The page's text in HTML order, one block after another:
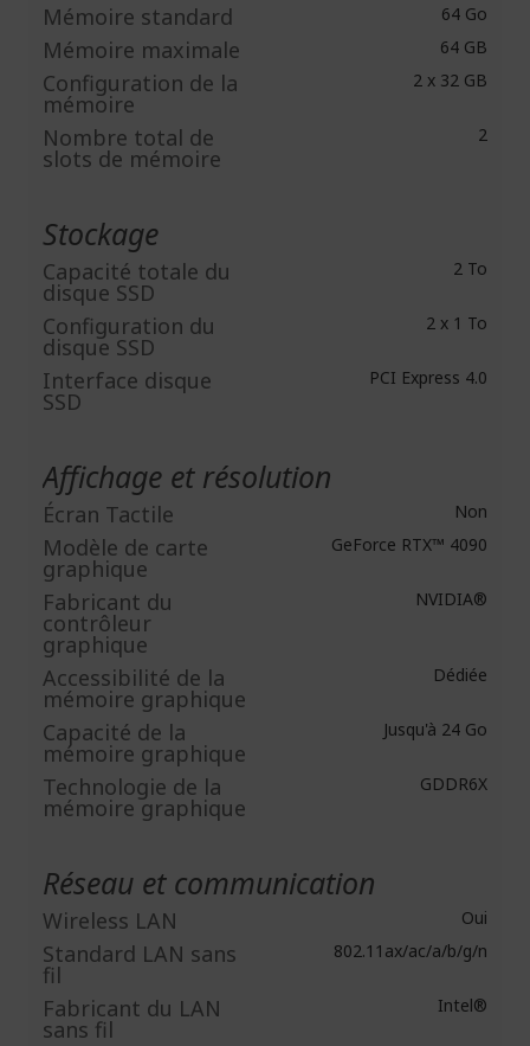
Mémoire standard 64 Go
Mémoire maximale 64 GB
Configuration de la
mémoire
2 x 32 GB
Nombre total de
slots de mémoire
2
Stockage
Capacité totale du
disque SSD
2 To
Configuration du
disque SSD
2 x 1 To
Interface disque
SSD
PCI Express 4.0
Affichage et résolution
Écran Tactile Non
Modèle de carte
graphique
GeForce RTX™ 4090
Fabricant du
contrôleur
graphique
NVIDIA®
Accessibilité de la
mémoire graphique
Dédiée
Capacité de la
mémoire graphique
Jusqu'à 24 Go
Technologie de la
mémoire graphique
GDDR6X
Réseau et communication
Wireless LAN Oui
Standard LAN sans
fil
802.11ax/ac/a/b/g/n
Fabricant du LAN
sans fil
Intel®